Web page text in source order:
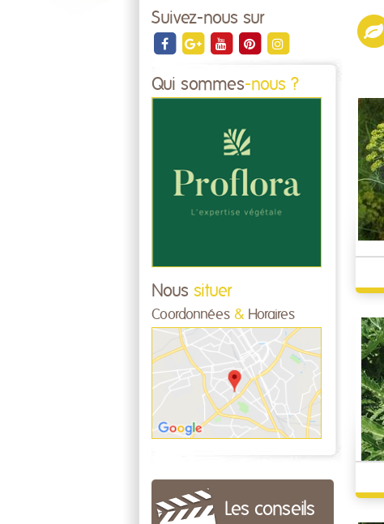
Suivez-nous sur
Qui sommes-nous ?
Nous situer
Coordonnées & Horaires
Les conseils